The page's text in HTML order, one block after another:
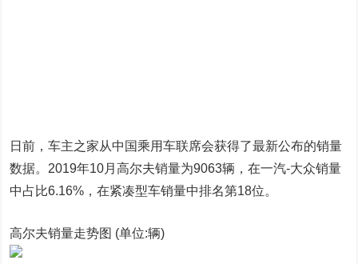
日前，车主之家从中国乘用车联席会获得了最新公布的销量
数据。2019年10月高尔夫销量为9063辆，在一汽-大众销量
中占比6.16%，在紧凑型车销量中排名第18位。
高尔夫销量走势图 (单位:辆)